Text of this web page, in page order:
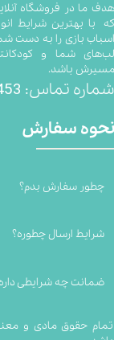
ما در فروشگاه
با بهترین شرایط
بازی را به دست
شما و
باشد.
تماس:
سفارش
چطور سفارش بدم؟
شرایط ارسال چطوره؟
ضمانت چه شرایطی
تمام حقوق مادی و